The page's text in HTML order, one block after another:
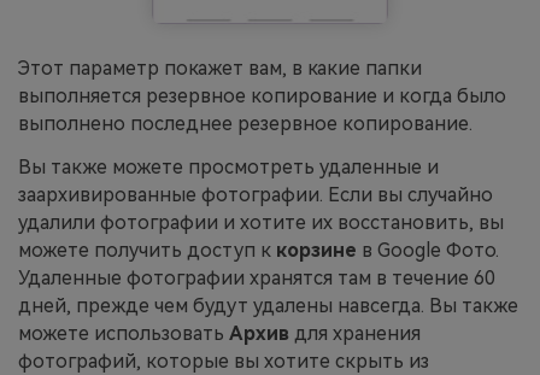
Этот параметр покажет вам, в какие папки
выполняется резервное копирование и когда было
выполнено последнее резервное копирование.
Вы также можете просмотреть удаленные и
заархивированные фотографии. Если вы случайно
удалили фотографии и хотите их восстановить, вы
можете получить доступ к корзине в Google Фото.
Удаленные фотографии хранятся там в течение 60
дней, прежде чем будут удалены навсегда. Вы также
можете использовать Архив для хранения
фотографий, которые вы хотите скрыть из